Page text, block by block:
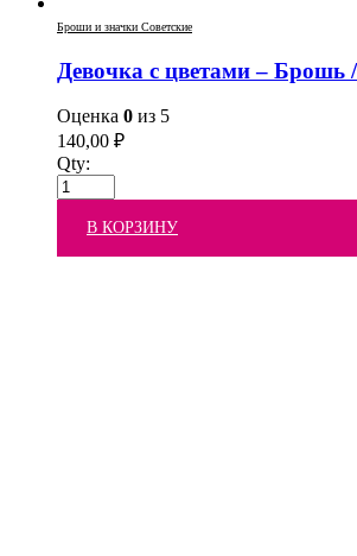
Броши и значки Советские
Девочка с цветами – Брошь
Оценка 0 из 5
140,00 ₽
Qty:
В КОРЗИНУ